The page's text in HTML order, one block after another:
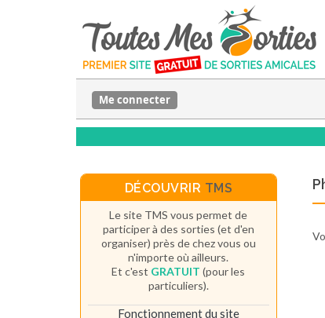
Me connecter
DÉCOUVRIR TMS
Le site TMS vous permet de
participer à des sorties (et d'en
organiser) près de chez vous ou
n'importe où ailleurs.
Et c'est GRATUIT (pour les
particuliers).
Fonctionnement du site